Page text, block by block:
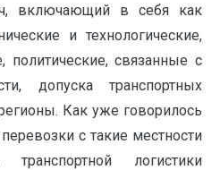
включающий в себя как
и технологические,
политические, связанные с
допуска транспортных
Как уже говорилось
с такие местности
транспортной логистики